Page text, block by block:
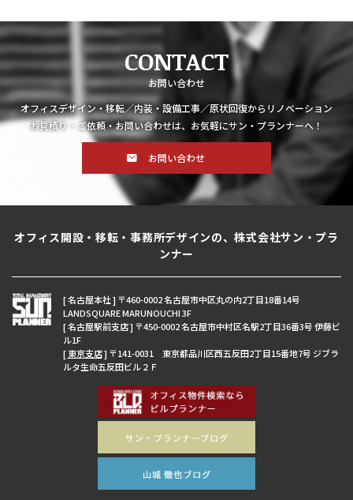
CONTACT
お問い合わせ
オフィスデザイン・移転／内装・設備工事／原状回復からリノベーション
お見積り・ご依頼・お問い合わせは、お気軽にサン・プランナーへ！
お問い合わせ
オフィス開設・移転・事務所デザインの、株式会社サン・プラ
ンナー
[ 名古屋本社 ] 〒460-0002 名古屋市中区丸の内2丁目18番14号
LANDSQUARE MARUNOUCHI 3F
[ 名古屋駅前支店 ] 〒450-0002 名古屋市中村区名駅2丁目36番3号 伊藤ビ
ル1F
[東京支店] 〒141-0031 東京都品川区西五反田2丁目15番地7号 ジブラ
ルタ生命五反田ビル２Ｆ